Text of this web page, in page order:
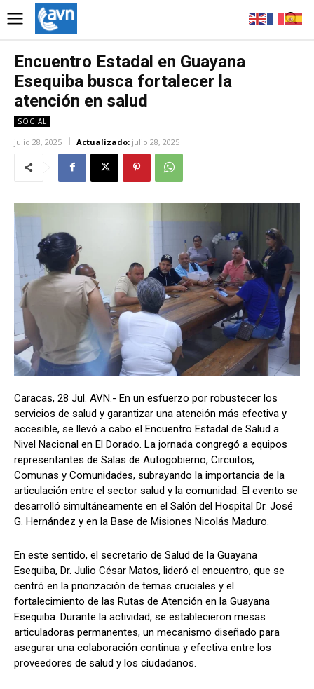
Encuentro Estadal en Guayana
Esequiba busca fortalecer la
atención en salud
SOCIAL
julio 28, 2025 Actualizado: julio 28, 2025
Caracas, 28 Jul. AVN.- En un esfuerzo por robustecer los
servicios de salud y garantizar una atención más efectiva y
accesible, se llevó a cabo el Encuentro Estadal de Salud a
Nivel Nacional en El Dorado. La jornada congregó a equipos
representantes de Salas de Autogobierno, Circuitos,
Comunas y Comunidades, subrayando la importancia de la
articulación entre el sector salud y la comunidad. El evento se
desarrolló simultáneamente en el Salón del Hospital Dr. José
G. Hernández y en la Base de Misiones Nicolás Maduro.
En este sentido, el secretario de Salud de la Guayana
Esequiba, Dr. Julio César Matos, lideró el encuentro, que se
centró en la priorización de temas cruciales y el
fortalecimiento de las Rutas de Atención en la Guayana
Esequiba. Durante la actividad, se establecieron mesas
articuladoras permanentes, un mecanismo diseñado para
asegurar una colaboración continua y efectiva entre los
proveedores de salud y los ciudadanos.